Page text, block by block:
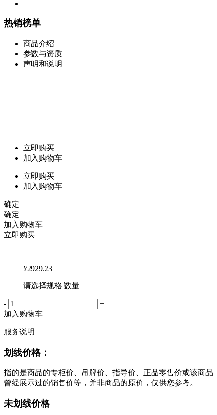
热销榜单
商品介绍
参数与资质
声明和说明
立即购买
加入购物车
立即购买
加入购物车
确定
确定
加入购物车
立即购买
¥2929.23
请选择规格 数量
-
+
加入购物车
服务说明
划线价格：
指的是商品的专柜价、吊牌价、指导价、正品零售价或该商品
曾经展示过的销售价等，并非商品的原价，仅供您参考。
未划线价格